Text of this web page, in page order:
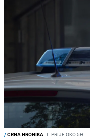
/CRNA HRONIKA I PRIJE OKO 5H